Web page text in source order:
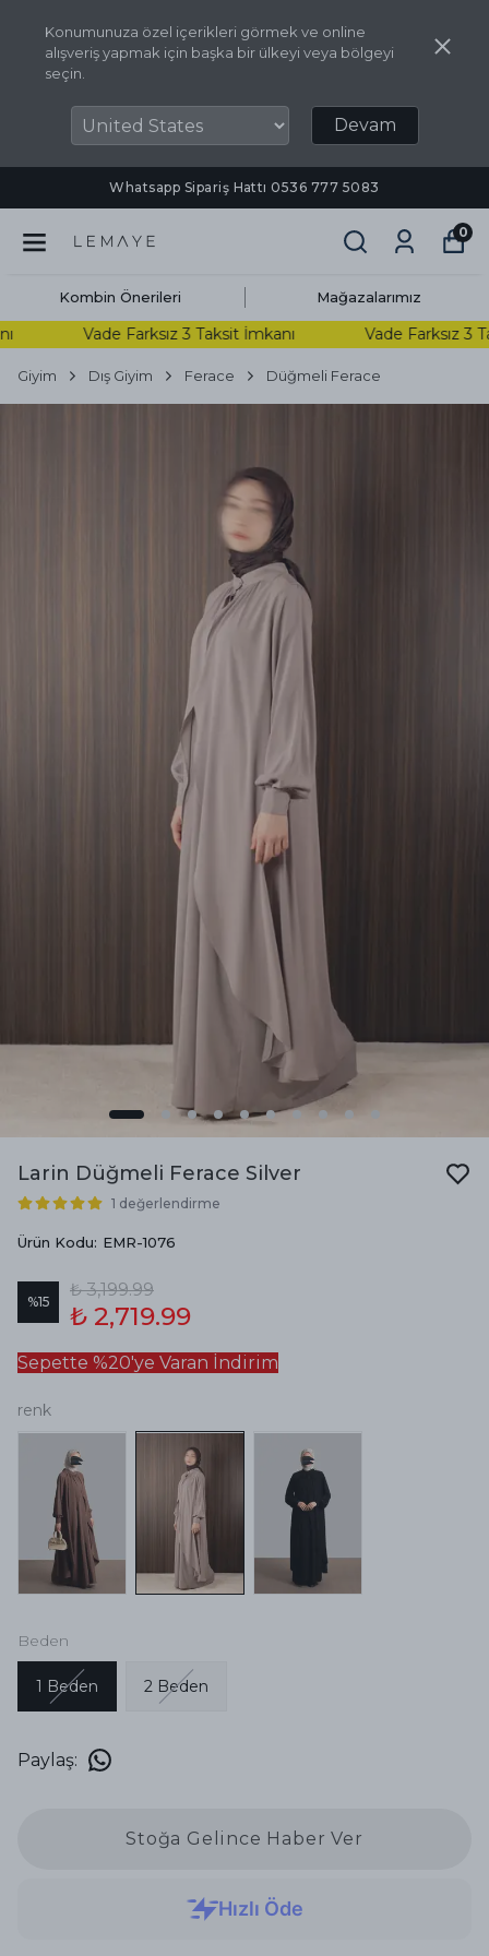
Konumunuza özel içerikleri görmek ve online
alışveriş yapmak için başka bir ülkeyi veya bölgeyi
seçin.
Devam
Whatsapp Sipariş Hattı ‪0536 777 5083‬
0
Kombin Önerileri Mağazalarımız
Vade Farksız 3 Taksit İmkanı Vade Farksız 3
Giyim Dış Giyim Ferace Düğmeli Ferace
Larin Düğmeli Ferace Silver
1 değerlendirme
Ürün Kodu: EMR-1076
%15
₺ 3,199.99
₺ 2,719.99
Sepette %20'ye Varan İndirim
renk
Beden
1 Beden 2 Beden
Paylaş:
Stoğa Gelince Haber Ver